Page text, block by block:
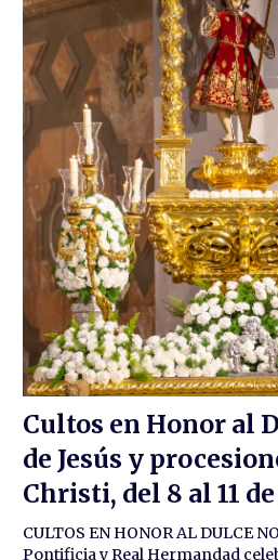
Cultos en Honor al
de Jesús y
Christi, del 8 al 11
CULTOS EN HONOR AL DULCE
Pontificia y Real Hermandad